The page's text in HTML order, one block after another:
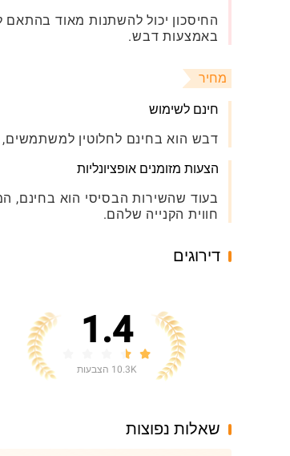
החיסכון יכול להשתנות מאוד
באמצעות דבש.
מחיר
חינם לשימוש
דבש הוא בחינם לחלוטין למשתמשים,
הצעות מזומנים אופציונליות
בעוד שהשירות הבסיסי הוא בחינם,
חווית הקנייה שלהם.
דירוגים
1.4
10.3K הצבעות
שאלות נפוצות